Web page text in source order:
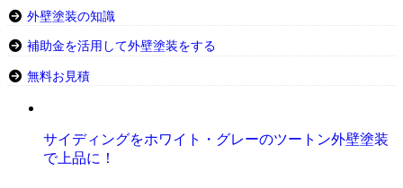
外壁塗装の知識
補助金を活用して外壁塗装をする
無料お見積
サイディングをホワイト・グレーのツートン外壁塗装
で上品に！